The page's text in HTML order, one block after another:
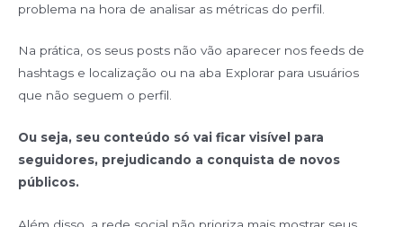
problema na hora de analisar as métricas do perfil.
Na prática, os seus posts não vão aparecer nos feeds de
hashtags e localização ou na aba Explorar para usuários
que não seguem o perfil.
Ou seja, seu conteúdo só vai ficar visível para
seguidores, prejudicando a conquista de novos
públicos.